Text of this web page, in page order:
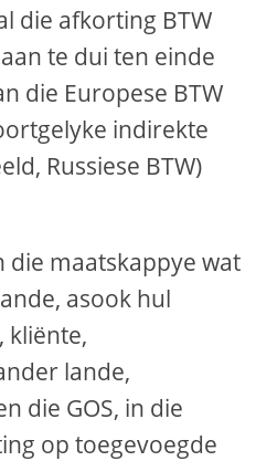
die afkorting BTW
te dui ten einde
die Europese BTW
indirekte
Russiese BTW)
die maatskappye wat
asook hul
kliënte,
lande,
die GOS, in die
op toegevoegde